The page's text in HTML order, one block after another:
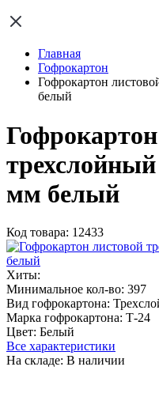
Главная
Гофрокартон
Гофрокартон
белый
мм белый
Код товара: 12433
Хиты:
Минимальное кол-во: 397
Вид гофрокартона:
Марка гофрокартона: Т-24
Цвет: Белый
Все характеристики
На складе: В наличии